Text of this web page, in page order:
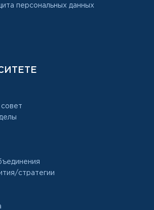
персональных данных
совет
стратегии